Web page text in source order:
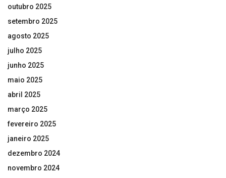
outubro 2025
setembro 2025
agosto 2025
julho 2025
junho 2025
maio 2025
abril 2025
março 2025
fevereiro 2025
janeiro 2025
dezembro 2024
novembro 2024